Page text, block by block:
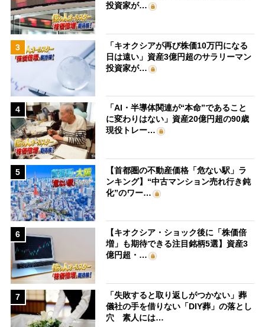
投資家が…
3
「キオクシアが再び株価10万円になる
日は遠い」資産3億円超のサラリーマン
投資家が…
4
「AI・半導体関連が“本命”であること
に変わりはない」資産20億円超の90歳
現役トレー…
5
【首都圏の不動産価格「危ない駅」ラ
ンキング】“中古マンション売れ行き鈍
化”のワー…
6
【キオクシア・ショック後に「株価倍
増」も期待できる注目銘柄5選】資産3
億円超・…
7
「失敗すると取り返しがつかない」葬
儀社の手を借りない「DIY葬」の落とし
穴 素人には…